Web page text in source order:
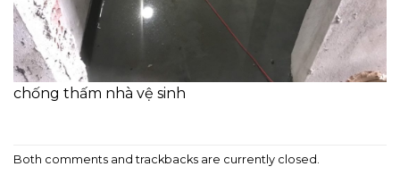
chống thấm nhà vệ sinh
Both comments and trackbacks are currently closed.